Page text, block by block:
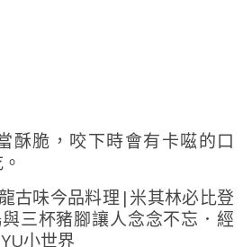
酥脆，咬下時會有卡嗞的口